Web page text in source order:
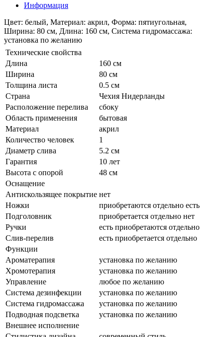
Информация
Цвет: белый, Материал: акрил, Форма: пятиугольная,
Ширина: 80 см, Длина: 160 см, Система гидромассажа:
установка по желанию
Технические свойства
Длина
160 см
Ширина
80 см
Толщина листа
0.5 см
Страна
Чехия Нидерланды
Расположение перелива
сбоку
Область применения
бытовая
Материал
акрил
Количество человек
1
Диаметр слива
5.2 см
Гарантия
10 лет
Высота с опорой
48 см
Оснащение
Антискользящее покрытие нет
Ножки
приобретаются отдельно есть
Подголовник
приобретается отдельно нет
Ручки
есть приобретаются отдельно
Слив-перелив
есть приобретается отдельно
Функции
Ароматерапия
установка по желанию
Хромотерапия
установка по желанию
Управление
любое по желанию
Система дезинфекции
установка по желанию
Система гидромассажа
установка по желанию
Подводная подсветка
установка по желанию
Внешнее исполнение